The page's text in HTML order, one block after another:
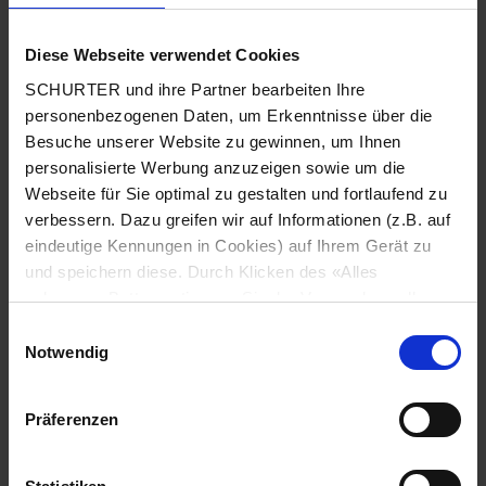
Diese Webseite verwendet Cookies
SCHURTER und ihre Partner bearbeiten Ihre
personenbezogenen Daten, um Erkenntnisse über die
Besuche unserer Website zu gewinnen, um Ihnen
personalisierte Werbung anzuzeigen sowie um die
Webseite für Sie optimal zu gestalten und fortlaufend zu
verbessern. Dazu greifen wir auf Informationen (z.B. auf
eindeutige Kennungen in Cookies) auf Ihrem Gerät zu
und speichern diese. Durch Klicken des «Alles
zulassen»-Buttons stimmen Sie der Verwendung aller
zu. Sie können Ihre Einstellungen jederzeit ändern, indem
Sie auf «Cookie-Einstellungen verwalten» am Seitenende
klicken. Ihre Einstellungen werden unseren Partnern
gemeldet und haben keinen Einfluss auf die
unsererDatenschutzerklärung
Notwendig
Präferenzen
Land*
Postleitzahl